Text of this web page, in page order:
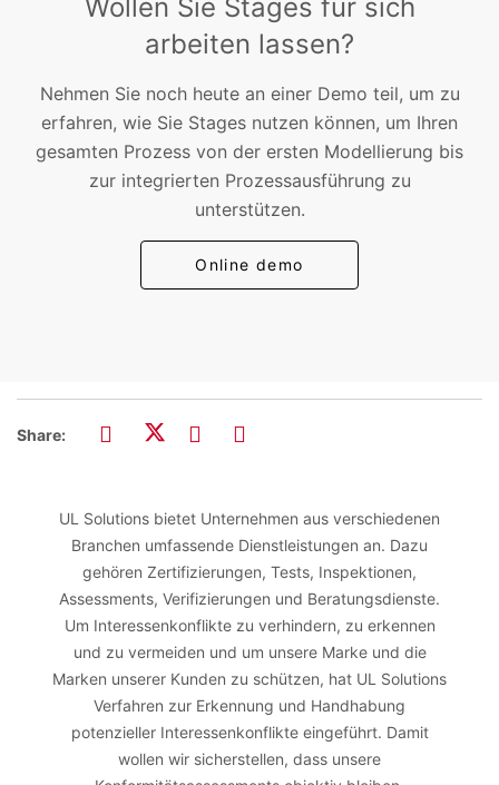
Wollen Sie Stages für sich
arbeiten lassen?
Nehmen Sie noch heute an einer Demo teil, um zu
erfahren, wie Sie Stages nutzen können, um Ihren
gesamten Prozess von der ersten Modellierung bis
zur integrierten Prozessausführung zu
unterstützen.
Online demo
Share:
UL Solutions bietet Unternehmen aus verschiedenen
Branchen umfassende Dienstleistungen an. Dazu
gehören Zertifizierungen, Tests, Inspektionen,
Assessments, Verifizierungen und Beratungsdienste.
Um Interessenkonflikte zu verhindern, zu erkennen
und zu vermeiden und um unsere Marke und die
Marken unserer Kunden zu schützen, hat UL Solutions
Verfahren zur Erkennung und Handhabung
potenzieller Interessenkonflikte eingeführt. Damit
wollen wir sicherstellen, dass unsere